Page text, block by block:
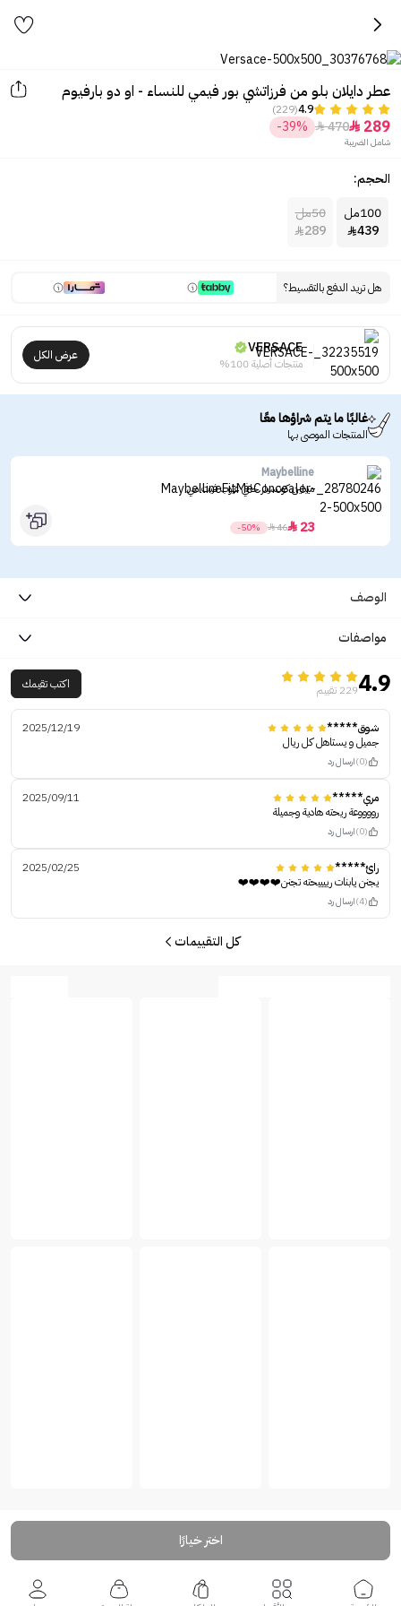
عطر دايلان بلو من فرزاتشي بور فيمي للنساء - او دو بارفيوم
4.9
(229)
289

470

-39%
شامل الضريبة
الحجم:
100مل
439

50مل
289

هل تريد الدفع بالتقسيط؟
VERSACE
منتجات أصلية 100%
عرض الكل
غالبًا ما يتم شراؤها معًا
المنتجات الموصى بها
Maybelline
ميبلين كونسيلر خافي عيوب فيت مي
23

46

-50%
الوصف
مواصفات
4.9229 تقييم اكتب تقيمك
شوق*****
2025/12/19
جميل و يستاهل كل ريال
(0) ارسال رد
مري*****
2025/09/11
رووووعة ريحته هادية وجميلة
(0) ارسال رد
رائ*****
2025/02/25
يجنن يابنات رييييحته تجنن❤️❤️❤️❤️
(4) ارسال رد
كل التقييمات
اختر خيارًا